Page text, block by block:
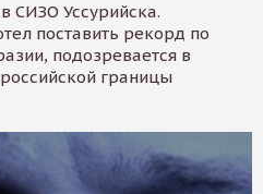
СИЗО Уссурийска.
поставить рекорд по
подозревается в
границы